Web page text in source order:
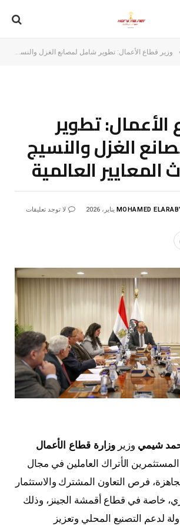
وزير قطاع الأعمال: تطوير شامل لمصانع الغزل والنسيج وفق أحدث المعايير العالمية
الأعمال: تطوير
الغزل والنسيج
العالمية
MOHAMED لا توجد تعليقات
شيمي وزير وزارة قطاع الأعمال
الأتراك العاملين في مجال
فرص التعاون المشترك والاستثمار
خاصة في قطاع أقمشة الجينز، وذلك
لدعم التصنيع المحلي وتعزيز